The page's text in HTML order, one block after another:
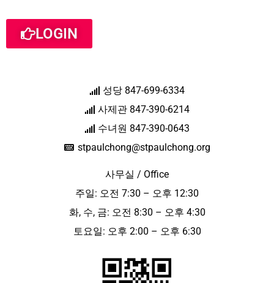
LOGIN
성당 847-699-6334
사제관 847-390-6214
수녀원 847-390-0643
stpaulchong@stpaulchong.org
사무실 / Office
주일: 오전 7:30 – 오후 12:30
화, 수, 금: 오전 8:30 – 오후 4:30
토요일: 오후 2:00 – 오후 6:30